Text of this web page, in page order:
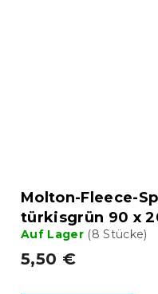
Molton-Fleece-
türkisgrün 90 x
Auf Lager (8 Stücke)
5,50 €